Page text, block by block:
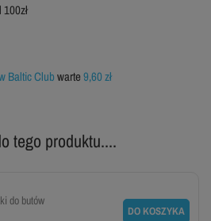
Baltic Clubwarte9,60 zł
tego produktu....
do butów
DO KOSZYKA